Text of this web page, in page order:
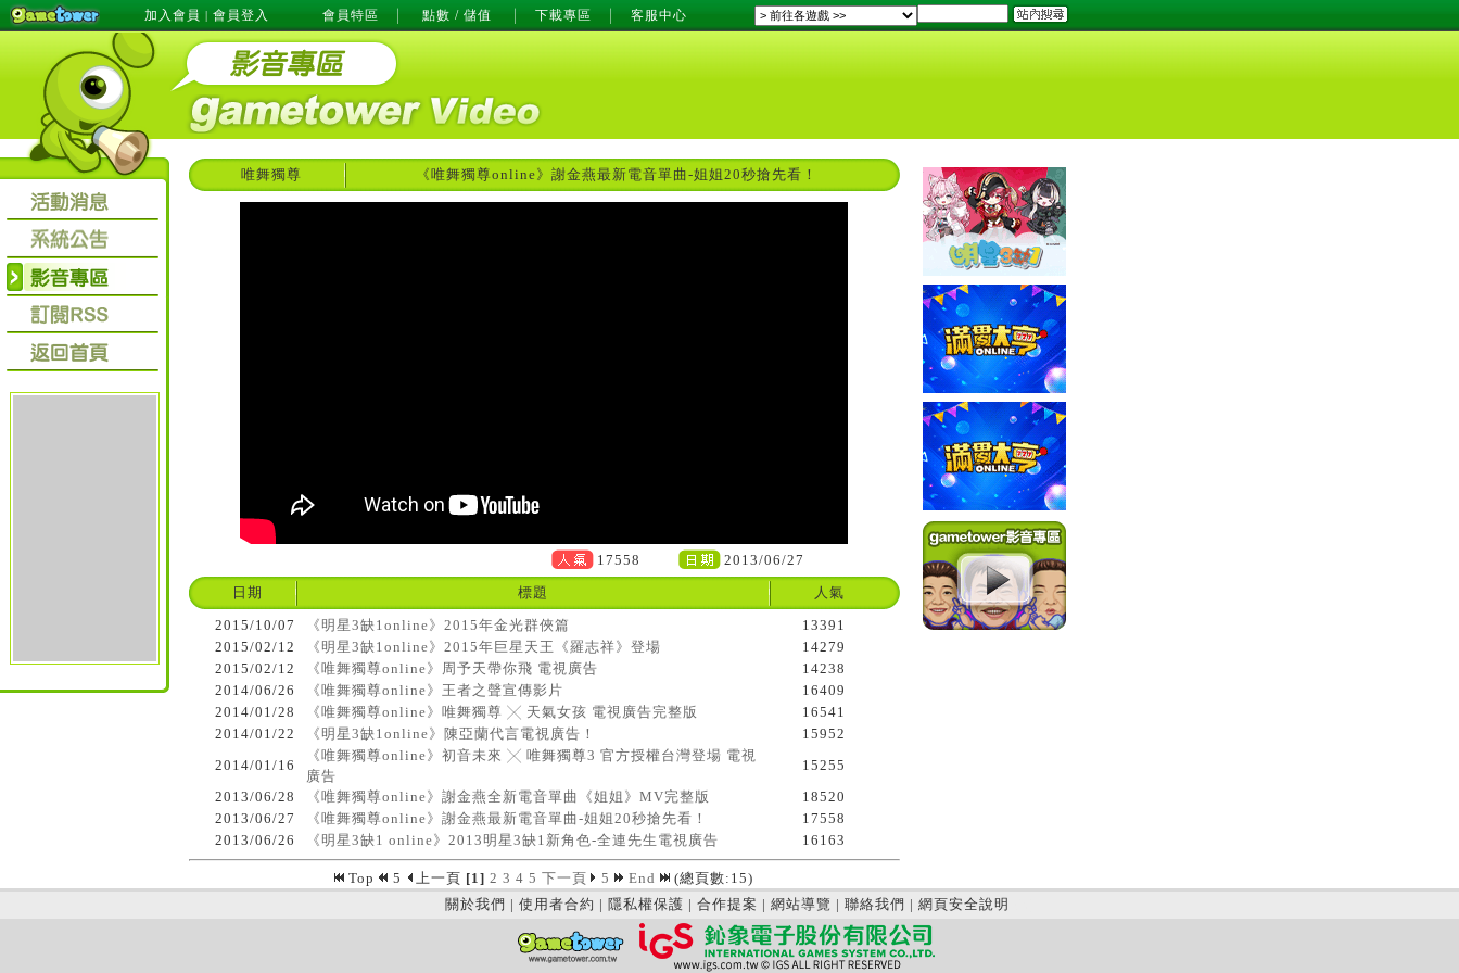
加入會員 | 會員登入 會員特區 點數 / 儲值 下載專區 客服中心
唯舞獨尊 《唯舞獨尊online》謝金燕最新電音單曲-姐姐20秒搶先看！
17558
2013/06/27
日期
標題
人氣
2015/10/07
《明星3缺1online》2015年金光群俠篇
13391
2015/02/12
《明星3缺1online》2015年巨星天王《羅志祥》登場
14279
2015/02/12
《唯舞獨尊online》周予天帶你飛 電視廣告
14238
2014/06/26
《唯舞獨尊online》王者之聲宣傳影片
16409
2014/01/28
《唯舞獨尊online》唯舞獨尊 ╳ 天氣女孩 電視廣告完整版
16541
2014/01/22
《明星3缺1online》陳亞蘭代言電視廣告！
15952
2014/01/16
《唯舞獨尊online》初音未來 ╳ 唯舞獨尊3 官方授權台灣登場 電視
廣告
15255
2013/06/28
《唯舞獨尊online》謝金燕全新電音單曲《姐姐》MV完整版
18520
2013/06/27
《唯舞獨尊online》謝金燕最新電音單曲-姐姐20秒搶先看！
17558
2013/06/26
《明星3缺1 online》2013明星3缺1新角色-全連先生電視廣告 16163
Top 5 上一頁 [1] 2 3 4 5 下一頁 5 End
(總頁數:15)
關於我們 | 使用者合約 | 隱私權保護 | 合作提案 | 網站導覽 | 聯絡我們 | 網頁安全說明